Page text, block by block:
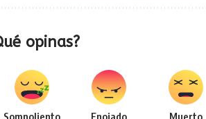
opinas?
Somnoliento Enojado Muerto